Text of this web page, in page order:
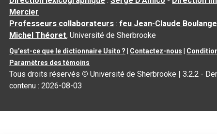
Mercier
Professeurs collaborateurs :feu Jean-Claude
Michel Théoret, Université de Sherbrooke
Qu’est-ce que le dictionnaire Usito ? Contactez-nous
Paramètres des témoins
Tous droits réservés © Université de Sherbrooke |3.2.2 -
contenu :2026-08-03